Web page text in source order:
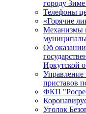
городу
Телефоны
«Горячие
Механизмы
Об
Иркутской
приставов
ФКП
Уголок